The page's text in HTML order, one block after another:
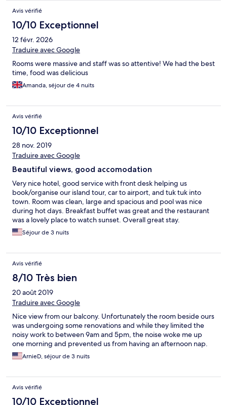
Avis vérifié
10/10 Exceptionnel
12 févr. 2026
Traduire avec Google
Rooms were massive and staff was so attentive! We had the best
time, food was delicious
Amanda, séjour de 4 nuits
Avis vérifié
10/10 Exceptionnel
28 nov. 2019
Traduire avec Google
Beautiful views, good accomodation
Very nice hotel, good service with front desk helping us
book/organise our island tour, car to airport, and tuk tuk into
town. Room was clean, large and spacious and pool was nice
during hot days. Breakfast buffet was great and the restaurant
was a lovely place to watch sunset. Overall great stay.
Séjour de 3 nuits
Avis vérifié
8/10 Très bien
20 août 2019
Traduire avec Google
Nice view from our balcony. Unfortunately the room beside ours
was undergoing some renovations and while they limited the
noisy work to between 9am and 5pm, the noise woke me up
one morning and prevented us from having an afternoon nap.
ArnieD, séjour de 3 nuits
Avis vérifié
10/10 Exceptionnel